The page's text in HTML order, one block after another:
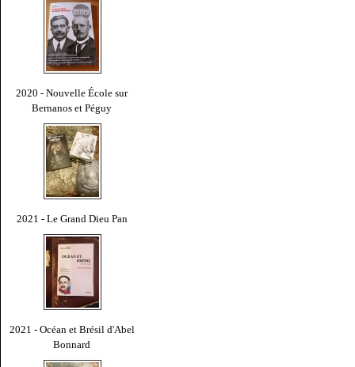
2020 - Nouvelle École sur
Bernanos et Péguy
2021 - Le Grand Dieu Pan
2021 - Océan et Brésil d'Abel
Bonnard